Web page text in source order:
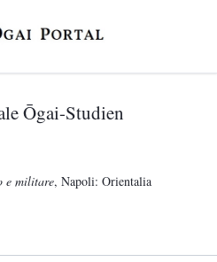
Ōgai-Studien
e militare, Napoli: Orientalia